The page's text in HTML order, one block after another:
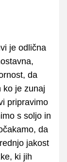
je odlična
da
ko je zunaj
pripravimo
s soljo in
da
jakost
ki jih